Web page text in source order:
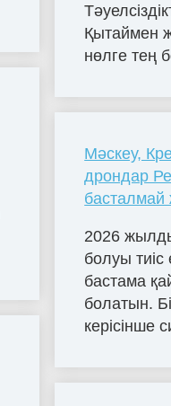
Қытаймен
нөлге тең
Мәскеу,
дрондар
басталмай
2026
болуы
бастама
болатын.
керісінше